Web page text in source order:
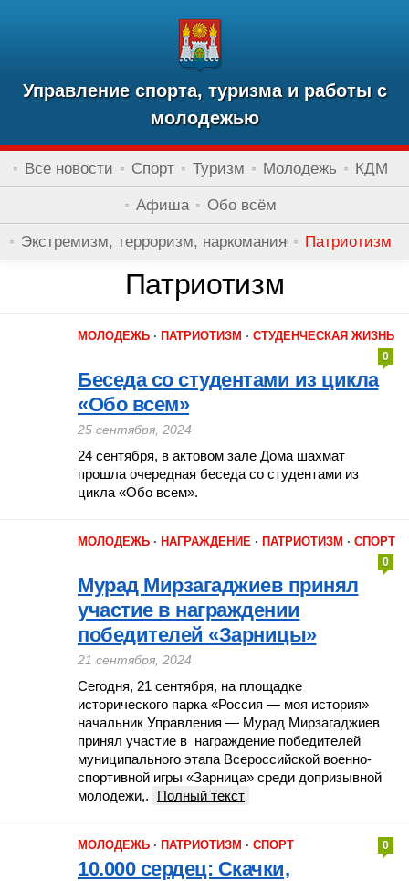
Управление спорта, туризма и работы с
молодежью
Все новости Спорт Туризм Молодежь КДМ
Афиша Обо всём
Экстремизм, терроризм, наркомания Патриотизм
Патриотизм
МОЛОДЕЖЬ · ПАТРИОТИЗМ · СТУДЕНЧЕСКАЯ ЖИЗНЬ
0
Беседа со студентами из цикла
«Обо всем»
25 сентября, 2024
24 сентября, в актовом зале Дома шахмат
прошла очередная беседа со студентами из
цикла «Обо всем».
МОЛОДЕЖЬ · НАГРАЖДЕНИЕ · ПАТРИОТИЗМ · СПОРТ
0
Мурад Мирзагаджиев принял
участие в награждении
победителей «Зарницы»
21 сентября, 2024
Сегодня, 21 сентября, на площадке
исторического парка «Россия — моя история»
начальник Управления — Мурад Мирзагаджиев
принял участие в награждение победителей
муниципального этапа Всероссийской военно-
спортивной игры «Зарница» среди допризывной
молодежи,.
Полный текст
МОЛОДЕЖЬ · ПАТРИОТИЗМ · СПОРТ 0
10.000 сердец: Скачки,